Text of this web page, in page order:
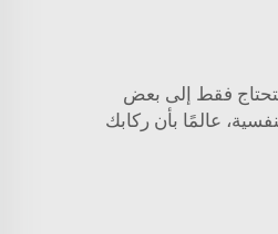
فقط إلى بعض
عالمًا بأن ركابك